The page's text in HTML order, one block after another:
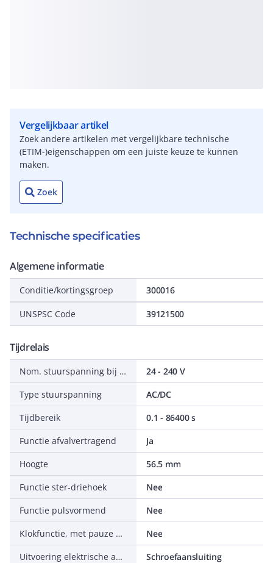
Vergelijkbaar artikel
Zoek andere artikelen met vergelijkbare technische
(ETIM-)eigenschappen om een juiste keuze te kunnen
maken.
Zoek
Technische specificaties
Algemene informatie
Conditie/kortingsgroep 300016
UNSPSC Code 39121500
Tijdrelais
Nom. stuurspanning bij AC 50 Hz
24 - 240 V
Type stuurspanning
AC/DC
Tijdbereik
0.1 - 86400 s
Functie afvalvertragend
Ja
Hoogte
56.5 mm
Functie ster-driehoek
Nee
Functie pulsvormend
Nee
Klokfunctie, met pauze beginnend, variabel
Nee
Uitvoering elektrische aansluiting
Schroefaansluiting